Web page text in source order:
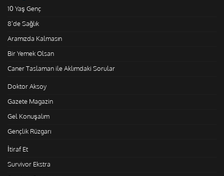
10 Yaş Genç
8'de Sağlık
Aramızda Kalmasın
Bir Yemek Olsan
Caner Taslaman ile Aklımdaki Sorular
Doktor Aksoy
Gazete Magazin
Gel Konuşalım
Gençlik Rüzgarı
İtiraf Et
Survivor Ekstra